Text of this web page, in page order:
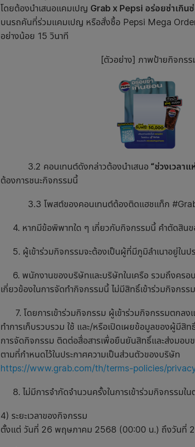
โดยต้องนำเสนอแคมเปญ Grab x Pepsi อร่อยซ่าเกิน
บนรถคันที่ร่วมแคมเปญ หรือสั่งซื้อ Pepsi Mega
อย่างน้อย 15 วินาที
[ตัวอย่าง] ภาพป้ายกิจกร
3.2 คอนเทนต์ดังกล่าวต้องนำเสนอ “ช่วงเวลา
ต้องการชนะกิจกรรมนี้
3.3 โพสต์ของคอนเทนต์ต้องติดแฮชแท็ก
4. หากมีข้อพิพาทใด ๆ เกี่ยวกับกิจกรรมนี้ คำตัดสินขอ
5. ผู้เข้าร่วมกิจกรรมจะต้องเป็นผู้ที่มีภูมิลำเนาอยู่ในปร
6. พนักงานของบริษัทและบริษัทในเครือ รวมถึงคร
เกี่ยวข้องในการจัดทำกิจกรรมนี้ ไม่มีสิทธิ์เข้าร่วมกิจกรรม
7. โดยการเข้าร่วมกิจกรรม ผู้เข้าร่วมกิจกรรมตกลง
ทำการเก็บรวบรวม ใช้ และ/หรือเปิดเผยข้อมูลของผู้มีสิ
การจัดกิจกรรม ติดต่อสื่อสารเพื่อยืนยันสิทธิ์และส่งมอบข
ตามที่กำหนดไว้ในประกาศความเป็นส่วนตัวของบริษัท
https://www.grab.com/th/terms-policies/
8. ไม่มีการจำกัดจำนวนครั้งในการเข้าร่วมกิจกรรมใน
4) ระยะเวลาของกิจกรรม
ตั้งแต่ วันที่ 26 พฤษภาคม 2568 (00:00 น.) ถึงวันที่